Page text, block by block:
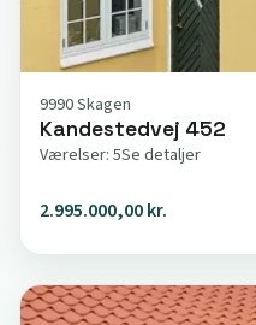
9990 Skagen
Kandestedvej 452
Værelser: 5Se detaljer
2.995.000,00 kr.